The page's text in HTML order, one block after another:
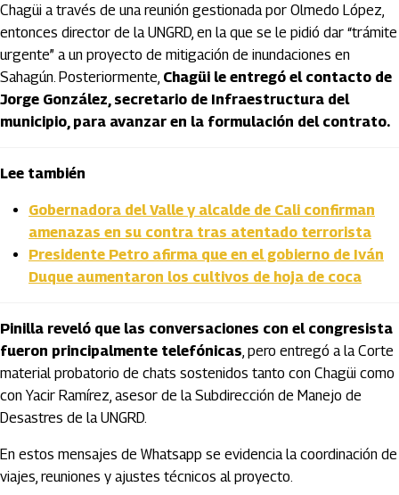
Chagüi a través de una reunión gestionada por Olmedo López,
entonces director de la UNGRD, en la que se le pidió dar “trámite
urgente” a un proyecto de mitigación de inundaciones en
Sahagún. Posteriormente, Chagüi le entregó el contacto de
Jorge González, secretario de Infraestructura del
municipio, para avanzar en la formulación del contrato.
Lee también
Gobernadora del Valle y alcalde de Cali confirman
amenazas en su contra tras atentado terrorista
Presidente Petro afirma que en el gobierno de Iván
Duque aumentaron los cultivos de hoja de coca
Pinilla reveló que las conversaciones con el congresista
fueron principalmente telefónicas, pero entregó a la Corte
material probatorio de chats sostenidos tanto con Chagüi como
con Yacir Ramírez, asesor de la Subdirección de Manejo de
Desastres de la UNGRD.
En estos mensajes de Whatsapp se evidencia la coordinación de
viajes, reuniones y ajustes técnicos al proyecto.